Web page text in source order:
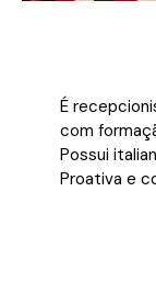
É
com
Possui
Proativa e